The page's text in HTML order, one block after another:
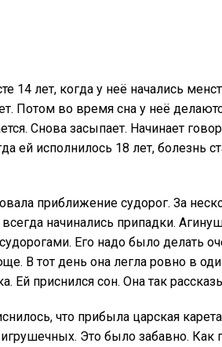
14 лет, когда у неё начались
Потом во время сна у неё
Снова засыпает. Начинает
ей исполнилось 18 лет, болезнь
приближение судорог. За
начинались припадки.
Его надо было делать
В тот день она легла ровно в
Ей приснился сон. Она так
что прибыла царская
Это было забавно. Как